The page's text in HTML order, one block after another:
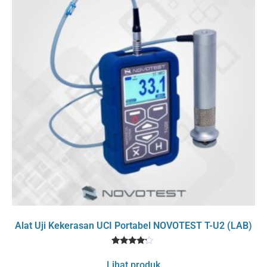
Alat Uji Kekerasan UCI Portabel NOVOTEST T-U2 (LAB)
4